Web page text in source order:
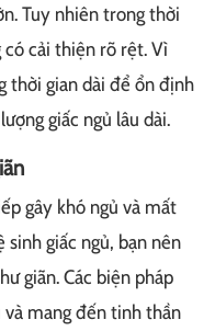
Tuy nhiên trong thời
cải thiện rõ rệt. Vì
thời gian dài để ổn định
giấc ngủ lâu dài.
gây khó ngủ và mất
sinh giấc ngủ, bạn nên
giãn. Các biện pháp
và mang đến tinh thần